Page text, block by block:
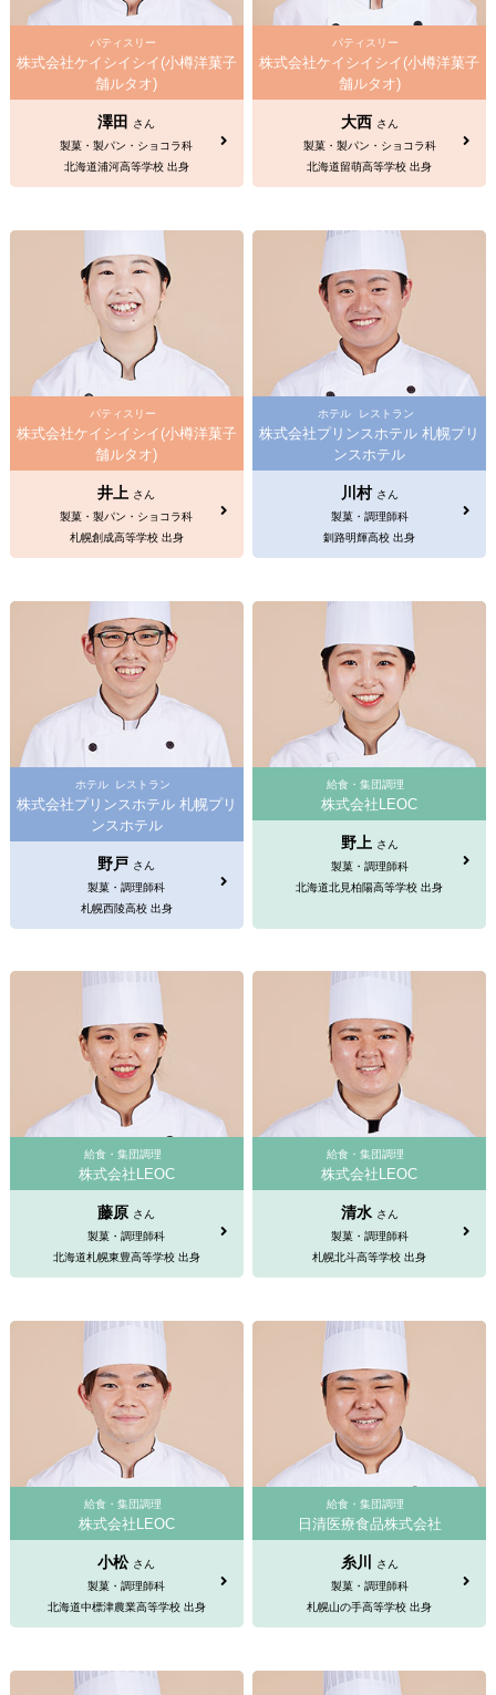
パティスリー
株式会社ケイシイシイ(小樽洋菓子
舗ルタオ)
澤田
さん
製菓・製パン・ショコラ科
北海道浦河高等学校 出身
パティスリー
株式会社ケイシイシイ(小樽洋菓子
舗ルタオ)
大西 さん
製菓・製パン・ショコラ科
北海道留萌高等学校 出身
パティスリー
株式会社ケイシイシイ(小樽洋菓子
舗ルタオ)
井上 さん
製菓・製パン・ショコラ科
札幌創成高等学校 出身
ホテル レストラン
株式会社プリンスホテル 札幌プリ
ンスホテル
川村 さん
製菓・調理師科
釧路明輝高校 出身
ホテル レストラン
株式会社プリンスホテル 札幌プリ
ンスホテル
野戸 さん
製菓・調理師科
札幌西陵高校 出身
給食・集団調理
株式会社LEOC
野上 さん
製菓・調理師科
北海道北見柏陽高等学校 出身
給食・集団調理
株式会社LEOC
藤原 さん
製菓・調理師科
北海道札幌東豊高等学校 出身
給食・集団調理
株式会社LEOC
清水 さん
製菓・調理師科
札幌北斗高等学校 出身
給食・集団調理
株式会社LEOC
小松 さん
製菓・調理師科
北海道中標津農業高等学校 出身
給食・集団調理
日清医療食品株式会社
糸川
さん
製菓・調理師科
札幌山の手高等学校 出身